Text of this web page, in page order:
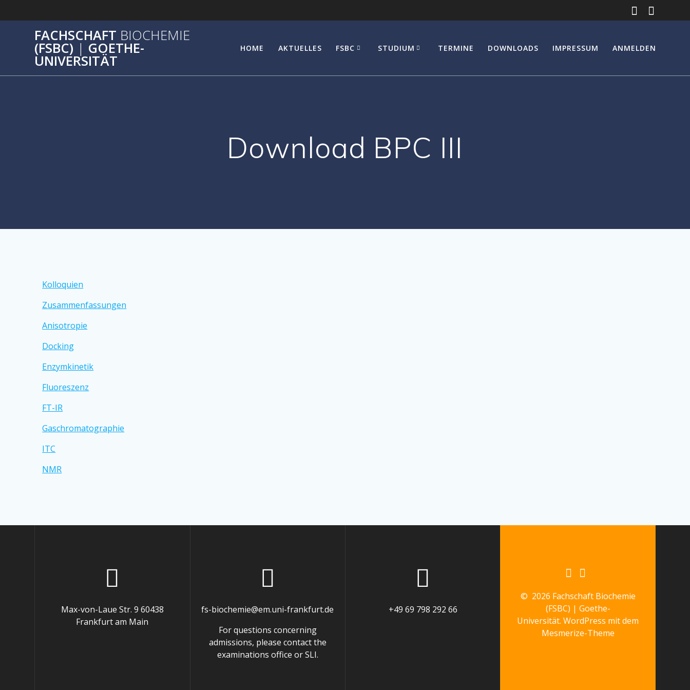
Inhalt
FACHSCHAFT BIOCHEMIE
(FSBC) | GOETHE-
UNIVERSITÄT
HOME AKTUELLES FSBC STUDIUM TERMINE DOWNLOADS IMPRESSUM ANMELDEN
Download BPC III
Kolloquien
Zusammenfassungen
Anisotropie
Docking
Enzymkinetik
Fluoreszenz
FT-IR
Gaschromatographie
ITC
NMR
Max-von-Laue Str. 9 60438
Frankfurt am Main
fs-biochemie@em.uni-frankfurt.de
For questions concerning
admissions, please contact the
examinations office or SLI.
+49 69 798 292 66
© 2026 Fachschaft Biochemie
(FSBC) | Goethe-
Universität. WordPress mit dem
Mesmerize-Theme